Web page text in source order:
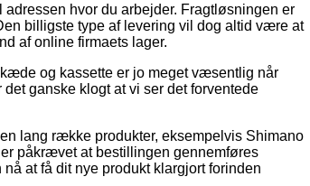
hvor du arbejder. Fragtløsningen er
billigste type af levering vil dog altid være at
af online firmaets lager.
og kassette er jo meget væsentlig når
ganske klogt at vi ser det forventede
lang række produkter, eksempelvis Shimano
påkrævet at bestillingen gennemføres
at få dit nye produkt klargjort forinden